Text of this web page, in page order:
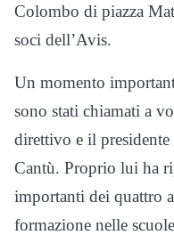
Colombo di piazza
soci dell’Avis.
Un momento
sono stati chiamati a
direttivo e il presidente
Cantù. Proprio lui ha
importanti dei quattro
formazione nelle